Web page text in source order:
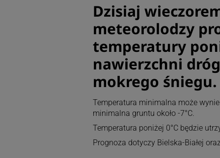
Dzisiaj
meteorolodzy
temperatury
nawierzchni
mokrego śniegu.
Temperatura minimalna może
minimalna gruntu około -7°C.
Temperatura poniżej 0°C będzie
Prognoza dotyczy Bielska-Białej